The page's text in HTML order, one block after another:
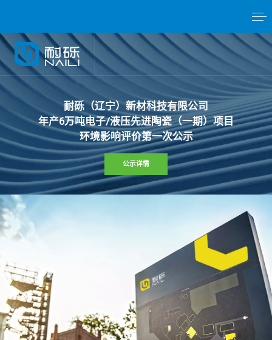
耐砾（辽宁）新材科技有限公司
年产6万吨电子/液压先进陶瓷（一期）项目
环境影响评价第一次公示
公示详情